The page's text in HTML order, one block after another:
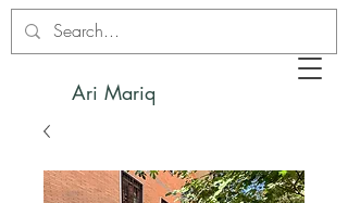
Ari Mariq